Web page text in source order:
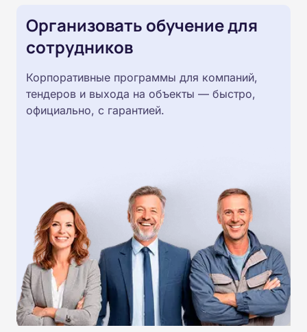
Организовать обучение для
сотрудников
Корпоративные программы для компаний,
тендеров и выхода на объекты — быстро,
официально, с гарантией.